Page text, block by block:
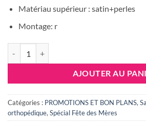
Matériau supérieur : satin+perles
Montage: r
AJOUTER AU
Catégories : PROMOTIONS ET BON PLANS,
orthopédique, Spécial Fête des Mères